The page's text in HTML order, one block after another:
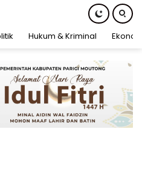
Hukum & Kriminal